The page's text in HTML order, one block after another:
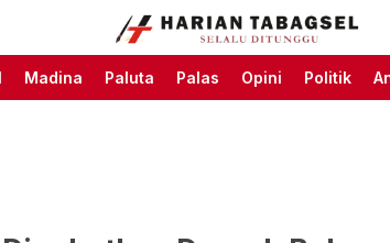
Harian Tabagsel
Harian Tabagsel Official
Website
Madina Paluta Palas Opini Politik